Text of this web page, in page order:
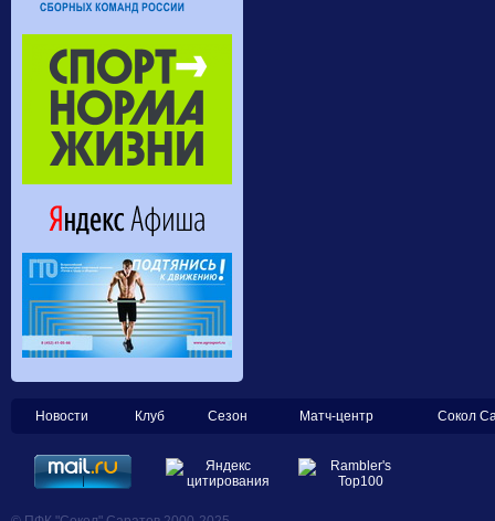
Новости Клуб Сезон Матч-центр Сокол